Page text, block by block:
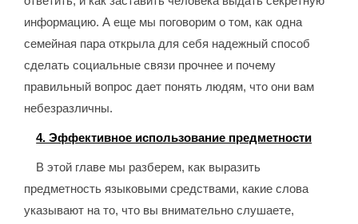
информацию. А еще мы поговорим о том, как одна
семейная пара открыла для себя надежный способ
сделать социальные связи прочнее и почему
правильный вопрос дает понять людям, что они вам
небезразличны.
4. Эффективное использование предметности
В этой главе мы разберем, как выразить
предметность языковыми средствами, какие слова
указывают на то, что вы внимательно слушаете,